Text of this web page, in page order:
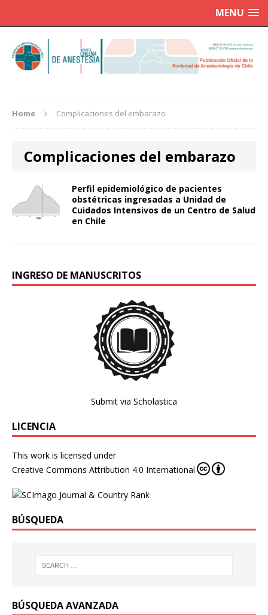
MENU
Home Complicaciones del embarazo
Complicaciones del embarazo
Perfil epidemiológico de pacientes
obstétricas ingresadas a Unidad de
Cuidados Intensivos de un Centro de Salud
en Chile
INGRESO DE MANUSCRITOS
Submit via Scholastica
LICENCIA
This work is licensed under
Creative Commons Attribution 4.0 International
BÚSQUEDA
BÚSQUEDA AVANZADA